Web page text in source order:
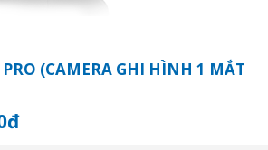
(CAMERA GHI HÌNH 1 MẮT